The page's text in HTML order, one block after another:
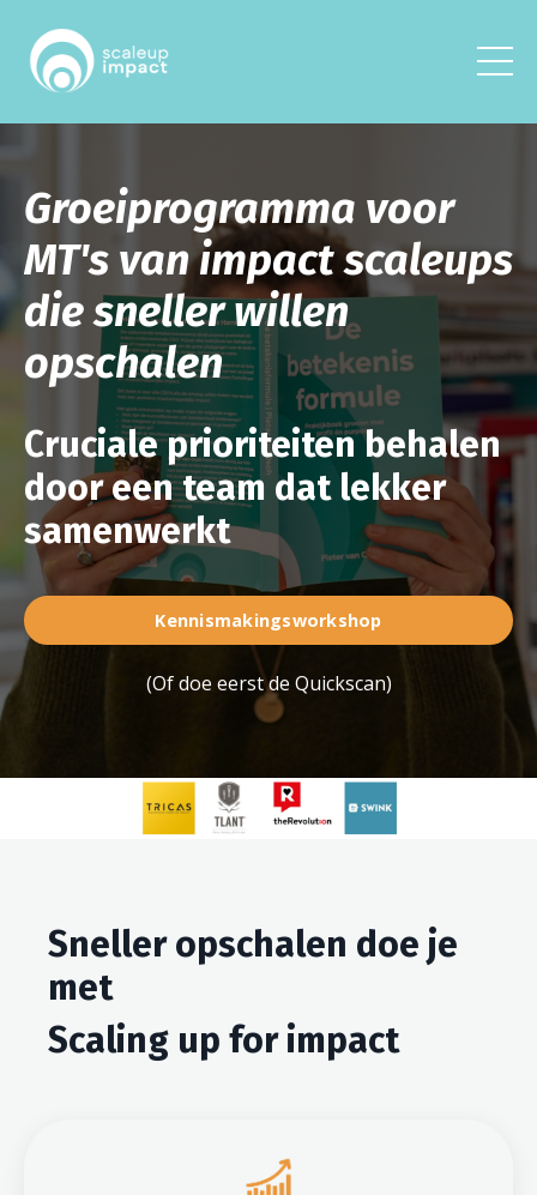
Groeiprogramma voor
MT's van impact scaleups
die sneller willen
opschalen
Cruciale prioriteiten behalen
door een team dat lekker
samenwerkt
Kennismakingsworkshop
(Of doe eerst de Quickscan)
Sneller opschalen doe je
met
Scaling up for impact